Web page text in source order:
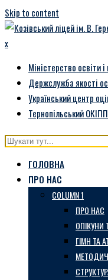
Skip to content
x
Міністерство освіти
Держслужба якості
Український центр
Тернопільський
ГОЛОВНА
ПРО НАС
COLUMN 1
ПРО НАС
ОПІКУНИ
ГІМН ТА